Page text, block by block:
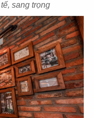
sang trọng
CỔ ĐIỂN
Spa